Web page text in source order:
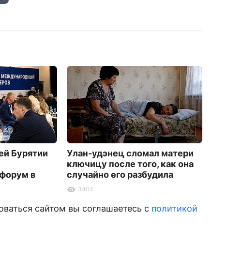
Бурятии
в
Улан-удэнец сломал матери
ключицу после того, как она
случайно его разбудила
3404
сайтом вы соглашаетесь с политикой